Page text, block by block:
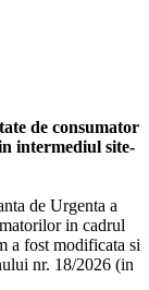
de consumator
intermediul site-
de Urgenta a
in cadrul
a fost modificata si
nr. 18/2026 (in